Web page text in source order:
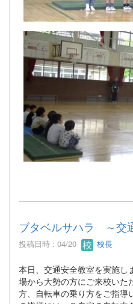
ブタベルサハラ ～交
投稿日時 : 04/20 校長
本日、交通安全教室を実施し
場から大勢の方にご来校いた
方、自転車の乗り方をご指導